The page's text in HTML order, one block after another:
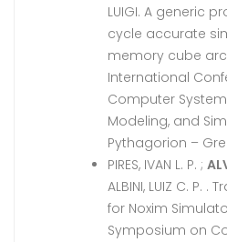
LUIGI. A generic
cycle accurate
memory cube
International
Computer
Modeling, and
Pythagorion –
PIRES, IVAN L. P. ;
ALBINI, LUIZ C. P.
for Noxim
Symposium on